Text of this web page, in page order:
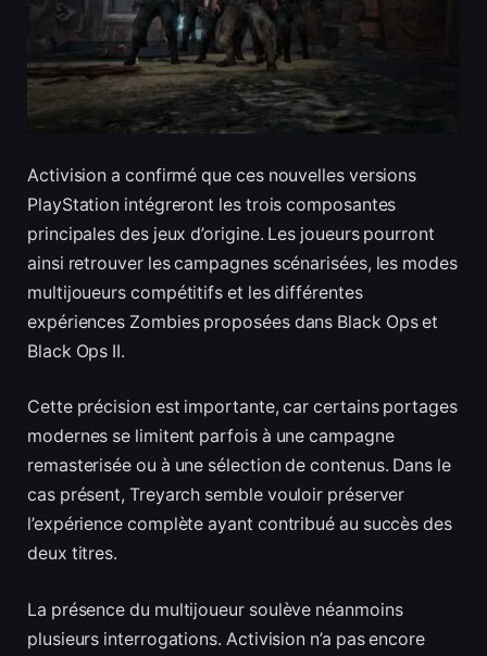
Activision a confirmé que ces nouvelles versions
PlayStation intégreront les trois composantes
principales des jeux d’origine. Les joueurs pourront
ainsi retrouver les campagnes scénarisées, les modes
multijoueurs compétitifs et les différentes
expériences Zombies proposées dans Black Ops et
Black Ops II.
Cette précision est importante, car certains portages
modernes se limitent parfois à une campagne
remasterisée ou à une sélection de contenus. Dans le
cas présent, Treyarch semble vouloir préserver
l’expérience complète ayant contribué au succès des
deux titres.
La présence du multijoueur soulève néanmoins
plusieurs interrogations. Activision n’a pas encore